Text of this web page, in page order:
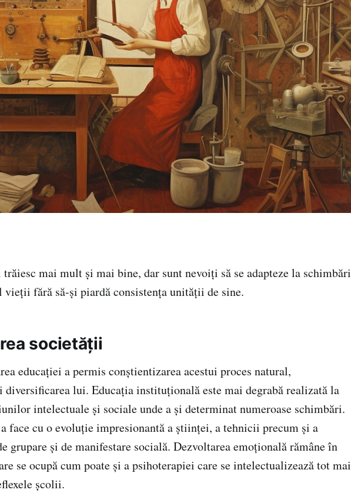
mai mult și mai bine, dar sunt nevoiți să se adapteze la schimbări
vieții fără să-și piardă consistența unității de sine.
societății
educației a permis conștientizarea acestui proces natural,
diversificarea lui. Educația instituțională este mai degrabă realizată la
intelectuale și sociale unde a și determinat numeroase schimbări.
face cu o evoluție impresionantă a științei, a tehnicii precum și a
grupare și de manifestare socială. Dezvoltarea emoțională rămâne în
se ocupă cum poate și a psihoterapiei care se intelectualizează tot mai
școlii.